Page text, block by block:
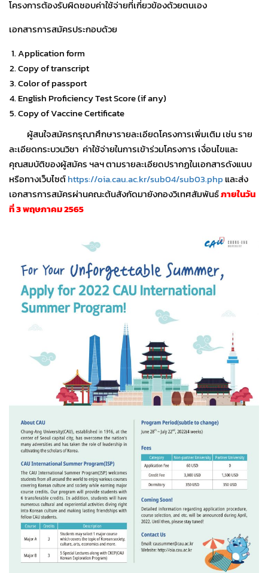
โครงการต้องรับผิดชอบค่าใช้จ่ายที่เกี่ยวข้องด้วยตนเอง
เอกสารการสมัครประกอบด้วย
Application form
Copy of transcript
Color of passport
English Proficiency Test Score (if any)
Copy of Vaccine Certificate
ผู้สนใจสมัครกรุณาศึกษารายละเอียดโครงการเพิ่มเติม เช่น ราย
ละเอียดกระบวนวิชา ค่าใช้จ่ายในการเข้าร่วมโครงการ เงื่อนไขและ
คุณสมบัติของผู้สมัคร ฯลฯ ตามรายละเอียดปรากฏในเอกสารดังแนบ
หรือทางเว็บไซต์https://oia.cau.ac.kr/sub04/sub03.php และส่ง
เอกสารการสมัครผ่านคณะต้นสังกัดมายังกองวิเทศสัมพันธ์ภายในวัน
ที่ 3 พฤษภาคม 2565